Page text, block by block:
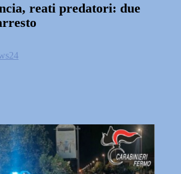
reati predatori: due